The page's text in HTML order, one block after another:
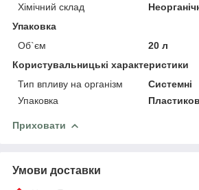
Хімічний склад
Упаковка
Об`єм
20 л
Користувальницькі характеристики
Тип впливу на організм
Системні
Упаковка
Приховати
Умови доставки